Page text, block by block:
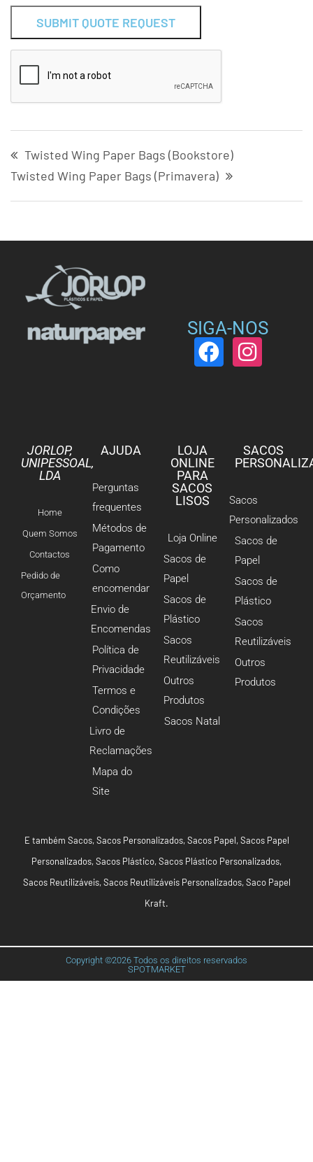
Twisted Wing Paper Bags (Bookstore)
Twisted Wing Paper Bags (Primavera)
SIGA-NOS
JORLOP,
UNIPESSOAL,
LDA
Home
Quem Somos
Contactos
Pedido de
Orçamento
AJUDA
Perguntas
frequentes
Métodos de
Pagamento
Como
encomendar
Envio de
Encomendas
Política de
Privacidade
Termos e
Condições
Livro de
Reclamações
Mapa do
Site
LOJA
ONLINE
PARA
SACOS
LISOS
Loja Online
Sacos de
Papel
Sacos de
Plástico
Sacos
Reutilizáveis
Outros
Produtos
Sacos Natal
SACOS
Sacos
Personalizados
Sacos de
Papel
Sacos de
Plástico
Sacos
Reutilizáveis
Outros
Produtos
E também Sacos,Sacos Personalizados,Sacos Papel,Sacos Papel
Personalizados,Sacos Plástico,Sacos Plástico Personalizados,
Sacos Reutilizáveis,Sacos Reutilizáveis Personalizados,Saco Papel
Kraft.
Copyright ©2026 Todos os direitos reservados
SPOTMARKET